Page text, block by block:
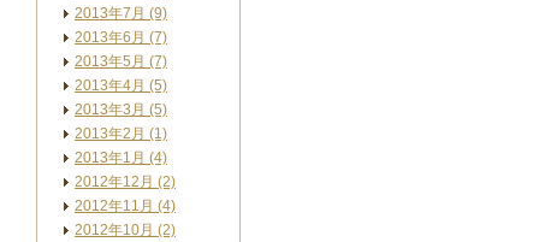
2013年7月 (9)
2013年6月 (7)
2013年5月 (7)
2013年4月 (5)
2013年3月 (5)
2013年2月 (1)
2013年1月 (4)
2012年12月 (2)
2012年11月 (4)
2012年10月 (2)